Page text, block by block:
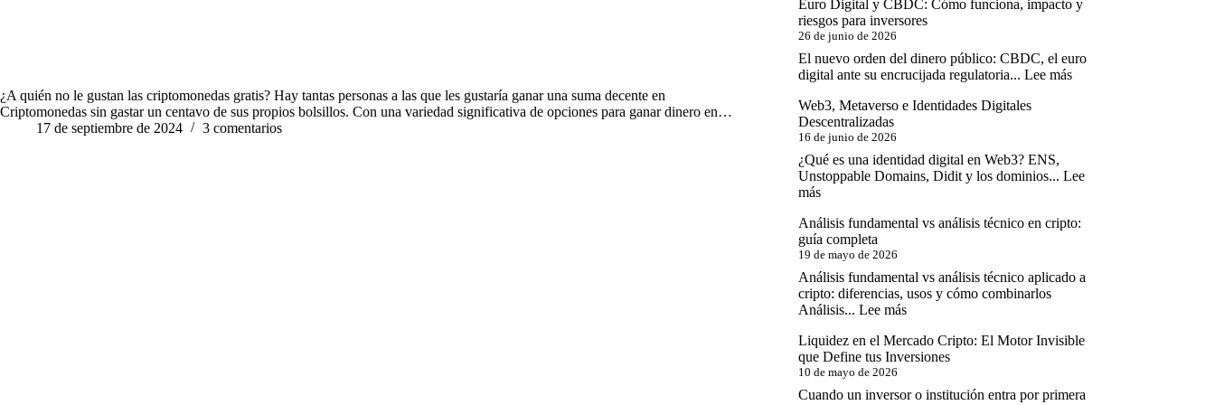
¿A quién no le gustan las criptomonedas gratis? Hay tantas personas a las que les gustaría ganar una suma decente en
Criptomonedas sin gastar un centavo de sus propios bolsillos. Con una variedad significativa de opciones para ganar dinero en…
17 de septiembre de 2024
3 comentarios
Cripto
Mapa
Real
y
No
Puedes
Euro Digital y CBDC: Cómo funciona, impacto y
riesgos para inversores
26 de junio de 2026
El nuevo orden del dinero público: CBDC, el euro
digital ante su encrucijada regulatoria...Lee más:
funciona,
riesgos
Web3, Metaverso e Identidades Digitales
Descentralizadas
16 de junio de 2026
¿Qué es una identidad digital en Web3? ENS,
Unstoppable Domains, Didit y los dominios...Lee
más:
Metaverso
e
Identidades
Digitales
Descentralizadas
Análisis fundamental vs análisis técnico en cripto:
guía completa
19 de mayo de 2026
Análisis fundamental vs análisis técnico aplicado a
cripto: diferencias, usos y cómo combinarlos
Análisis...Lee más:
fundamental
vs
técnico
Liquidez en el Mercado Cripto: El Motor Invisible
que Define tus Inversiones
10 de mayo de 2026
Cuando un inversor o institución entra por primera